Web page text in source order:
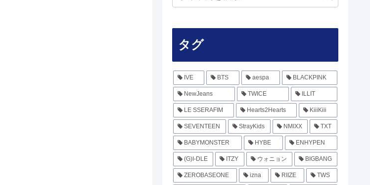
タグ
IVE BTS aespa BLACKPINK
NewJeans TWICE ILLIT
LE SSERAFIM Hearts2Hearts KiiiKiii
SEVENTEEN StrayKids NMIXX TXT
BABYMONSTER HYBE ENHYPEN
(G)I-DLE ITZY ウォニョン BIGBANG
ZEROBASEONE izna RIIZE TWS